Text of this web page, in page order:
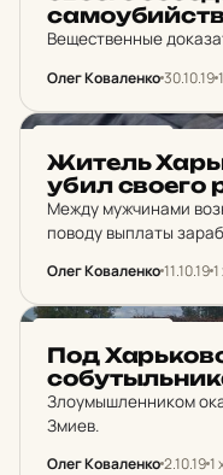
Вещественные
Олег Коваленко30.10.19
Житель
убил своего
Между мужчинами
поводу выплаты
Олег Коваленко11.10.191
Под
Злоумышленником
Змиев.
Олег Коваленко2.10.191